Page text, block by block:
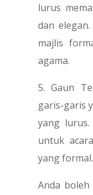
lurus
dan
majlis
agama.
5. Gaun
garis-garis
yang
untuk
yang formal.
Anda